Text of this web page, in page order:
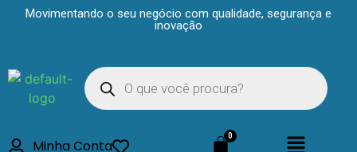
Movimentando o seu negócio com qualidade, segurança e
inovação
Minha Conta